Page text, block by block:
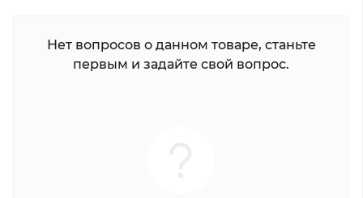
Нет вопросов о данном товаре, станьте
первым и задайте свой вопрос.